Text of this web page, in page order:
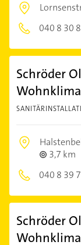
040 8 30
Schröder
Wohnklima
3,7 km
040 8 39
Schröder
Wohnklima